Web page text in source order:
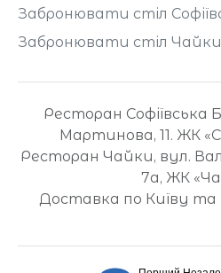
Забронювати стіл
Забронювати стіл Чайки
Ресторан Софіївська
Мартинова, 11. ЖК
Ресторан Чайки, вул.
7а, ЖК
Доставка по Київу та